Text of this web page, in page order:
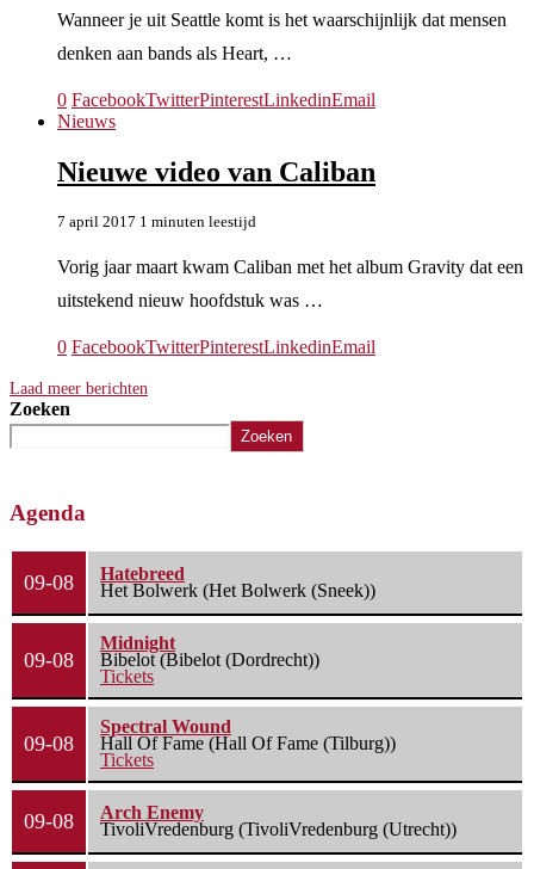
Wanneer je uit Seattle komt is het waarschijnlijk dat mensen
denken aan bands als Heart, …
0 FacebookTwitterPinterestLinkedinEmail
Nieuws
Nieuwe video van Caliban
7 april 2017 1 minuten leestijd
Vorig jaar maart kwam Caliban met het album Gravity dat een
uitstekend nieuw hoofdstuk was …
0 FacebookTwitterPinterestLinkedinEmail
Laad meer berichten
Zoeken
Zoeken
Agenda
09-08
Hatebreed
Het Bolwerk (Het Bolwerk (Sneek))
09-08
Midnight
Bibelot (Bibelot (Dordrecht))
Tickets
09-08
Spectral Wound
Hall Of Fame (Hall Of Fame (Tilburg))
Tickets
09-08
Arch Enemy
TivoliVredenburg (TivoliVredenburg (Utrecht))